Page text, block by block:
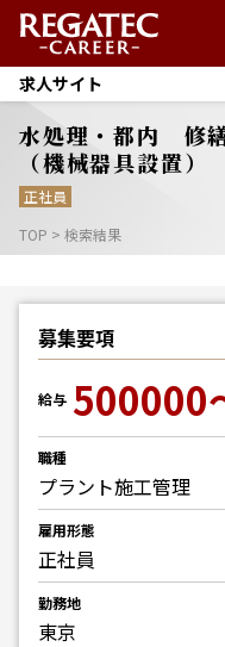
求人サイト
水処理・都内 修
（機械器具設置）
正社員
TOP > 検索結果
募集要項
給与 500000
職種
プラント施工管理
雇用形態
正社員
勤務地
東京